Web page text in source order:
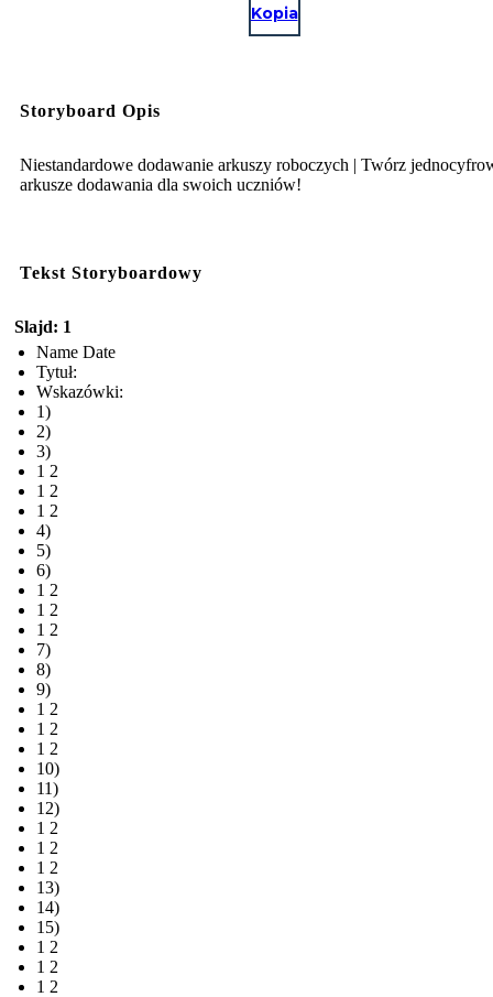
Kopia
Storyboard Opis
Niestandardowe dodawanie arkuszy roboczych | Twórz
arkusze dodawania dla swoich uczniów!
Tekst Storyboardowy
Slajd: 1
Name Date
Tytuł:
Wskazówki:
1)
2)
3)
1 2
1 2
1 2
4)
5)
6)
1 2
1 2
1 2
7)
8)
9)
1 2
1 2
1 2
10)
11)
12)
1 2
1 2
1 2
13)
14)
15)
1 2
1 2
1 2